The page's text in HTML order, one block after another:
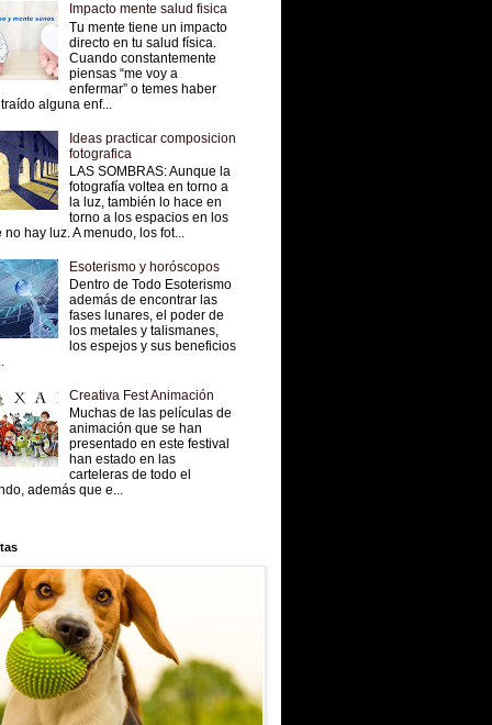
Impacto mente salud fisica
Tu mente tiene un impacto
directo en tu salud física.
Cuando constantemente
piensas “me voy a
enfermar” o temes haber
alguna enf...
Ideas practicar composicion
fotografica
LAS SOMBRAS: Aunque la
fotografía voltea en torno a
la luz, también lo hace en
torno a los espacios en los
no hay luz. A menudo, los fot...
Esoterismo y horóscopos
Dentro de Todo Esoterismo
además de encontrar las
fases lunares, el poder de
los metales y talismanes,
los espejos y sus beneficios
Creativa Fest Animación
Muchas de las películas de
animación que se han
presentado en este festival
han estado en las
carteleras de todo el
además que e...